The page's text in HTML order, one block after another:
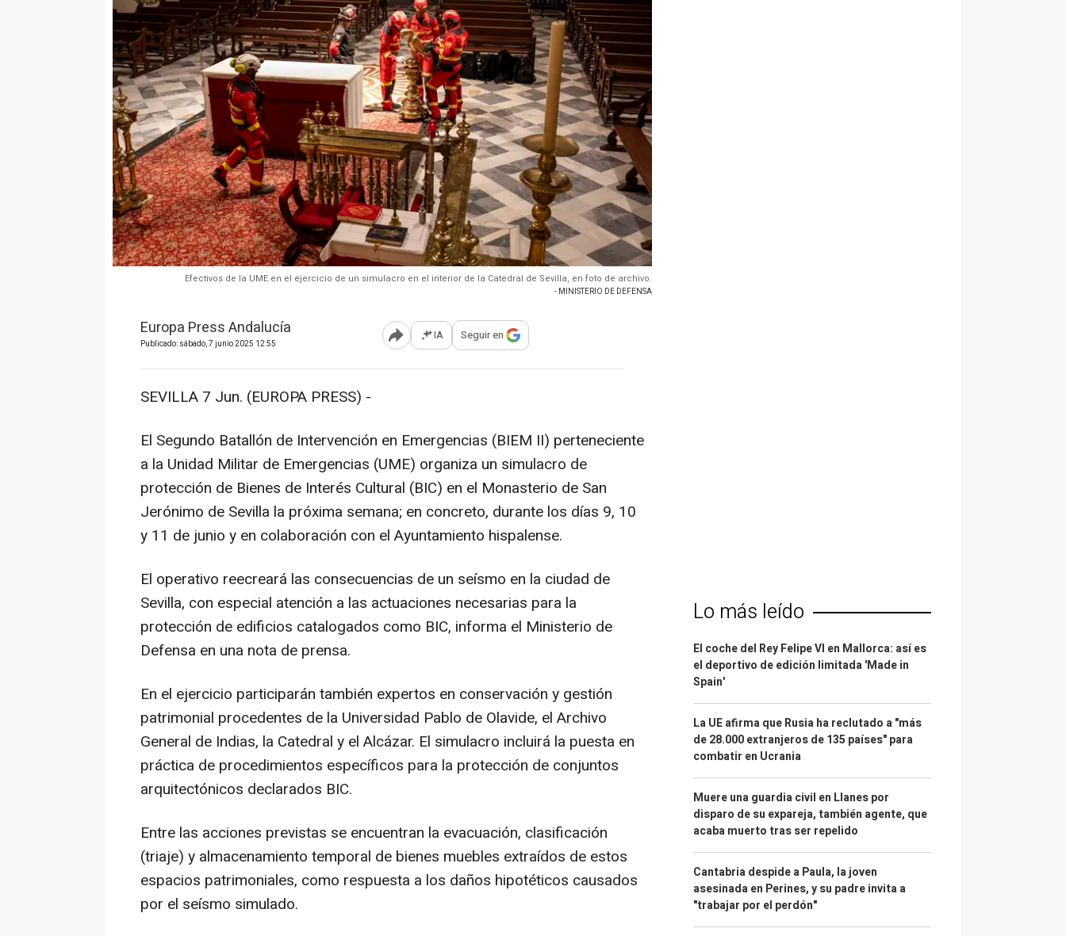
Efectivos de la UME en el ejercicio de un simulacro en el interior de la Catedral de Sevilla, en foto de archivo.
- MINISTERIO DE DEFENSA
Europa Press Andalucía
Publicado: sábado, 7 junio 2025 12:55 Abrir opciones para compartir
IA Seguir en
SEVILLA 7 Jun. (EUROPA PRESS) -
El Segundo Batallón de Intervención en Emergencias (BIEM II) perteneciente
a la Unidad Militar de Emergencias (UME) organiza un simulacro de
protección de Bienes de Interés Cultural (BIC) en el Monasterio de San
Jerónimo de Sevilla la próxima semana; en concreto, durante los días 9, 10
y 11 de junio y en colaboración con el Ayuntamiento hispalense.
El operativo reecreará las consecuencias de un seísmo en la ciudad de
Sevilla, con especial atención a las actuaciones necesarias para la
protección de edificios catalogados como BIC, informa el Ministerio de
Defensa en una nota de prensa.
En el ejercicio participarán también expertos en conservación y gestión
patrimonial procedentes de la Universidad Pablo de Olavide, el Archivo
General de Indias, la Catedral y el Alcázar. El simulacro incluirá la puesta en
práctica de procedimientos específicos para la protección de conjuntos
arquitectónicos declarados BIC.
Entre las acciones previstas se encuentran la evacuación, clasificación
(triaje) y almacenamiento temporal de bienes muebles extraídos de estos
espacios patrimoniales, como respuesta a los daños hipotéticos causados
por el seísmo simulado.
Lo más leído
El coche del Rey Felipe VI en Mallorca: así es
el deportivo de edición limitada 'Made in
Spain'
La UE afirma que Rusia ha reclutado a "más
de 28.000 extranjeros de 135 países" para
combatir en Ucrania
Muere una guardia civil en Llanes por
disparo de su expareja, también agente, que
acaba muerto tras ser repelido
Cantabria despide a Paula, la joven
asesinada en Perines, y su padre invita a
"trabajar por el perdón"